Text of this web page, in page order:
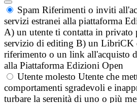
Spam Riferimenti o inviti
servizi estranei alla piattaforma
A) un utente ti contatta in privato
servizio di editing B) un LibriCK
riferimento o un link all'acquisto
alla Piattaforma Edizioni Open
Utente molesto Utente che
comportamenti sgradevoli e
turbare la serenità di uno o più